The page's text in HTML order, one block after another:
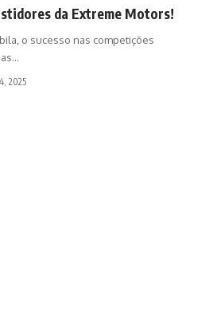
da Extreme Motors!
o sucesso nas competições
2025